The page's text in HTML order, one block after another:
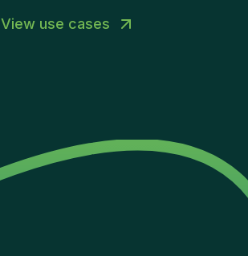
View use cases